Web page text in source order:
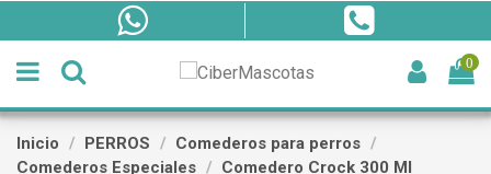
0
Inicio PERROS
Comederos para perros
Comederos Especiales
Comedero Crock 300 Ml